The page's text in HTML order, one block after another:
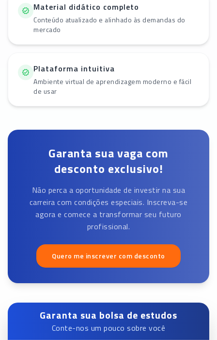
Material didático completo
Conteúdo atualizado e alinhado às demandas do
mercado
Plataforma intuitiva
Ambiente virtual de aprendizagem moderno e fácil
de usar
Garanta sua vaga com
desconto exclusivo!
Não perca a oportunidade de investir na sua
carreira com condições especiais. Inscreva-se
agora e comece a transformar seu futuro
profissional.
Quero me inscrever com desconto
Garanta sua bolsa de estudos
Conte-nos um pouco sobre você